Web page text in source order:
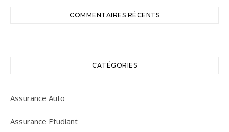
COMMENTAIRES RÉCENTS
CATÉGORIES
Assurance Auto
Assurance Etudiant